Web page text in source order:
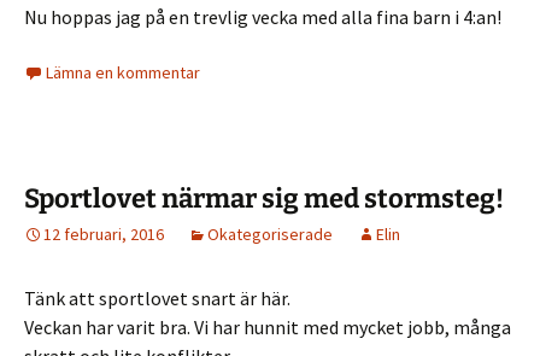
Nu hoppas jag på en trevlig vecka med alla fina barn i 4:an!
Lämna en kommentar
Sportlovet närmar sig med stormsteg!
12 februari, 2016 Okategoriserade Elin
Tänk att sportlovet snart är här.
Veckan har varit bra. Vi har hunnit med mycket jobb, många